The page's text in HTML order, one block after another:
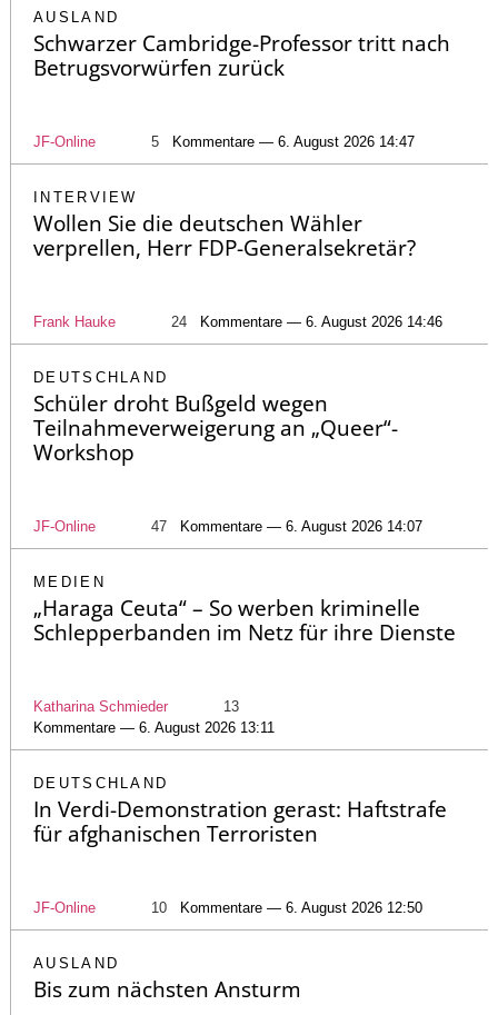
AUSLAND
Schwarzer Cambridge-Professor tritt nach
Betrugsvorwürfen zurück
JF-Online 5 Kommentare — 6. August 2026 14:47
INTERVIEW
Wollen Sie die deutschen Wähler
verprellen, Herr FDP-Generalsekretär?
Frank Hauke 24 Kommentare — 6. August 2026 14:46
DEUTSCHLAND
Schüler droht Bußgeld wegen
Teilnahmeverweigerung an „Queer“-
Workshop
JF-Online 47 Kommentare — 6. August 2026 14:07
MEDIEN
„Haraga Ceuta“ – So werben kriminelle
Schlepperbanden im Netz für ihre Dienste
Katharina Schmieder
13
Kommentare — 6. August 2026 13:11
DEUTSCHLAND
In Verdi-Demonstration gerast: Haftstrafe
für afghanischen Terroristen
JF-Online 10 Kommentare — 6. August 2026 12:50
AUSLAND
Bis zum nächsten Ansturm